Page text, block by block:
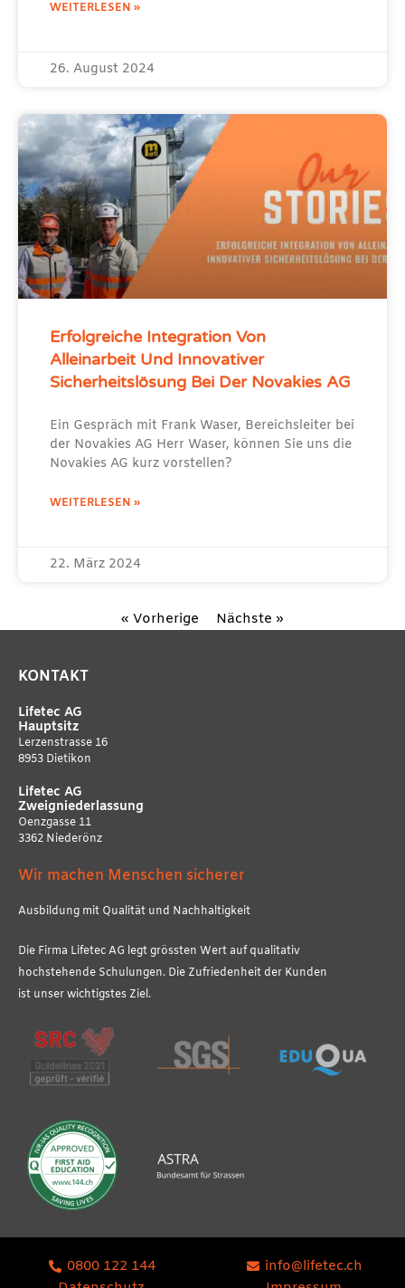
WEITERLESEN »
26. August 2024
Erfolgreiche Integration Von
Alleinarbeit Und Innovativer
Sicherheitslösung Bei Der Novakies AG
Ein Gespräch mit Frank Waser, Bereichsleiter bei
der Novakies AG Herr Waser, können Sie uns die
Novakies AG kurz vorstellen?
WEITERLESEN »
22. März 2024
« Vorherige Nächste »
KONTAKT
Lifetec AG
Hauptsitz
Lerzenstrasse 16
8953 Dietikon
Lifetec AG
Zweigniederlassung
Oenzgasse 11
3362 Niederönz
Wir machen Menschen sicherer
Ausbildung mit Qualität und Nachhaltigkeit
Die Firma Lifetec AG legt grössten Wert auf qualitativ
hochstehende Schulungen. Die Zufriedenheit der Kunden
ist unser wichtigstes Ziel.
0800 122 144
info@lifetec.ch